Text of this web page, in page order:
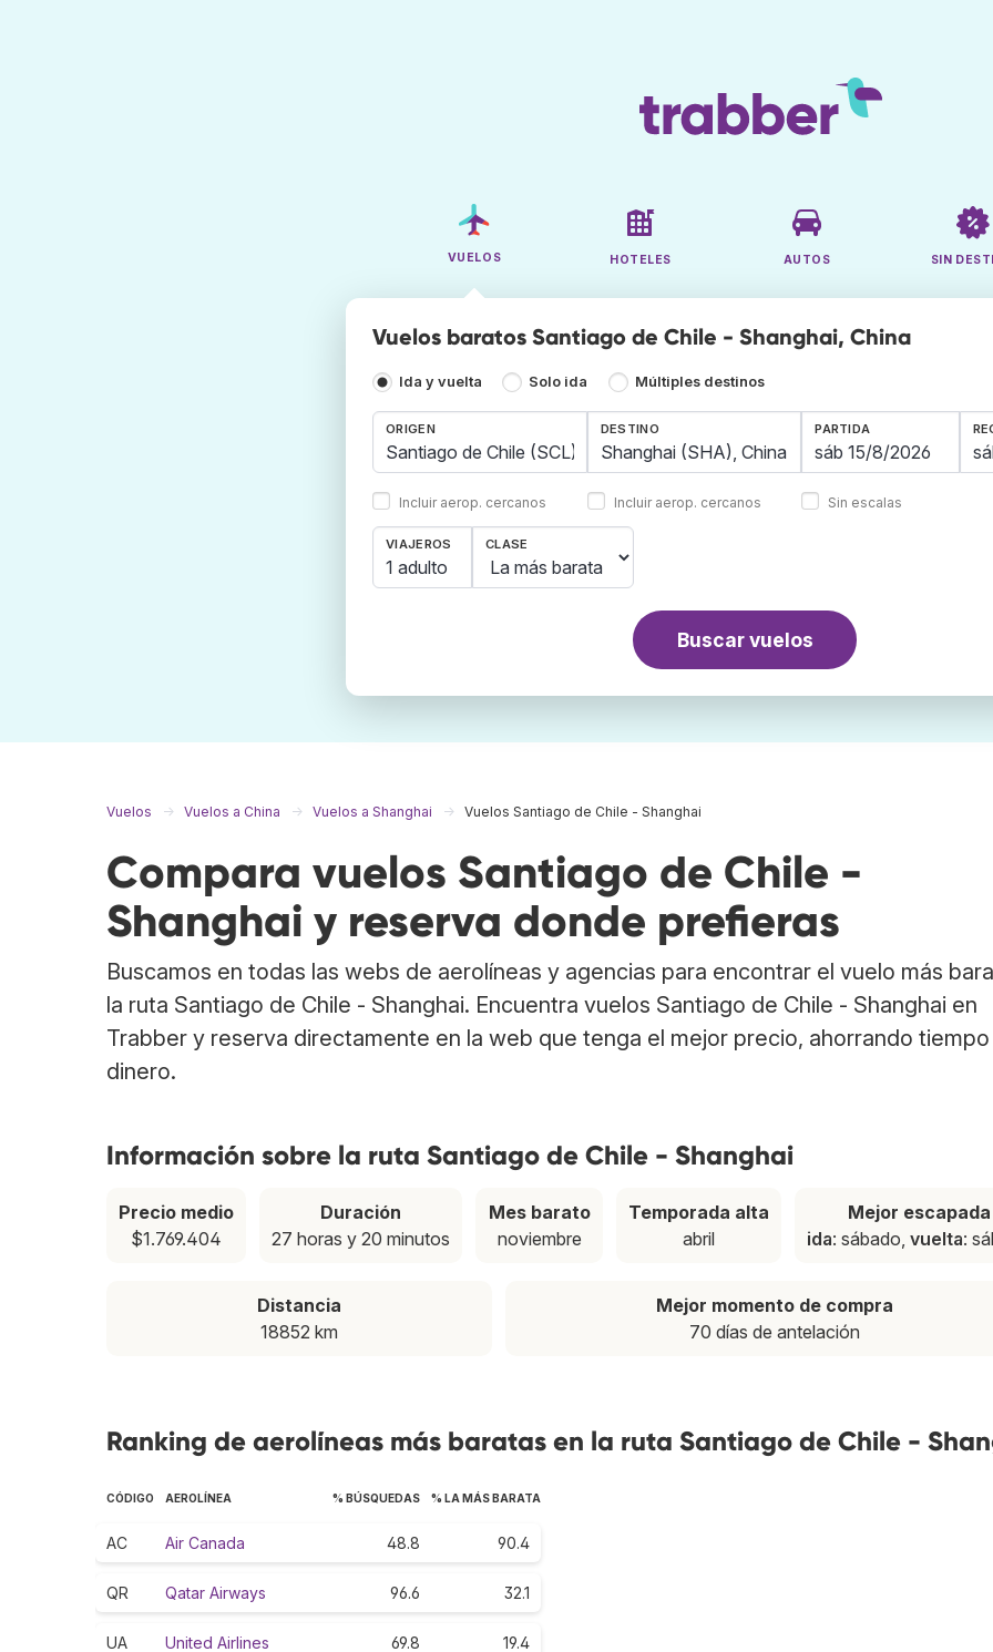
VUELOS HOTELES AUTOS SIN
Vuelos baratos Santiago de Chile - Shanghai, China
Ida y vuelta Solo ida Múltiples destinos
ORIGEN
Incluir aerop. cercanos
DESTINO
Incluir aerop. cercanos
PARTIDA
Sin escalas
VIAJEROS
1 adulto
CLASE
Buscar vuelos
Vuelos Vuelos a China Vuelos a Shanghai Vuelos Santiago de Chile - Shanghai
Compara vuelos Santiago de Chile -
Shanghai y reserva donde prefieras
Buscamos en todas las webs de aerolíneas y agencias para encontrar el vuelo más
la ruta Santiago de Chile - Shanghai. Encuentra vuelos Santiago de Chile - Shanghai en
Trabber y reserva directamente en la web que tenga el mejor precio, ahorrando
dinero.
Información sobre la ruta Santiago de Chile - Shanghai
Precio medio
$1.769.404
Duración
27 horas y 20 minutos
Mes barato
noviembre
Temporada alta
abril
Mejor escapada
ida: sábado, vuelta:
Distancia
18852 km
Mejor momento de compra
70 días de antelación
Ranking de aerolíneas más baratas en la ruta Santiago de Chile -
CÓDIGO AEROLÍNEA % BÚSQUEDAS % LA MÁS BARATA
AC Air Canada 48.8 90.4
QR Qatar Airways 96.6 32.1
UA United Airlines 69.8 19.4